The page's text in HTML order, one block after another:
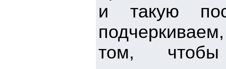
и такую
том, чтобы